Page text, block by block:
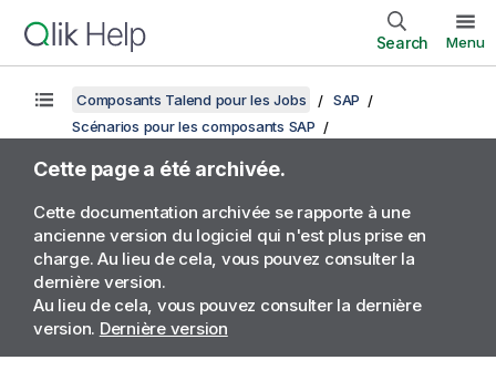
Search Menu
Composants Talend pour les Jobs
SAP
Scénarios pour les composants SAP
Cette page a été archivée.
Cette documentation archivée se rapporte à une
ancienne version du logiciel qui n'est plus prise en
charge. Au lieu de cela, vous pouvez consulter la
dernière version.
Au lieu de cela, vous pouvez consulter la dernière
version. Dernière version